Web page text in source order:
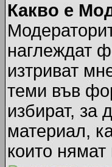
Какво е
наглеждат
изтриват
теми във
избират, за
материал,
които